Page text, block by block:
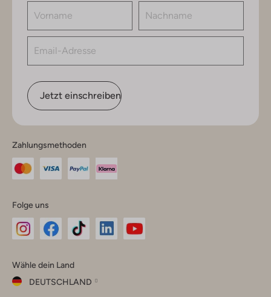
Jetzt einschreiben
Zahlungsmethoden
Folge uns
Instagram
Facebook
TikTok
Wähle dein Land
DEUTSCHLAND